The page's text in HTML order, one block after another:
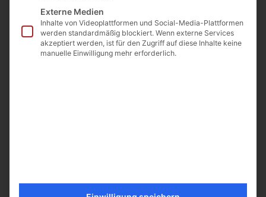
Reparaturen einfach gemacht
Defekte Motoren holen wir in der Regel bei
unseren Kunden ab.
Externe Medien
Inhalte von Videoplattformen und Social-Media-Plattformen
werden standardmäßig blockiert. Wenn externe Services
akzeptiert werden, ist für den Zugriff auf diese Inhalte keine
manuelle Einwilligung mehr erforderlich.